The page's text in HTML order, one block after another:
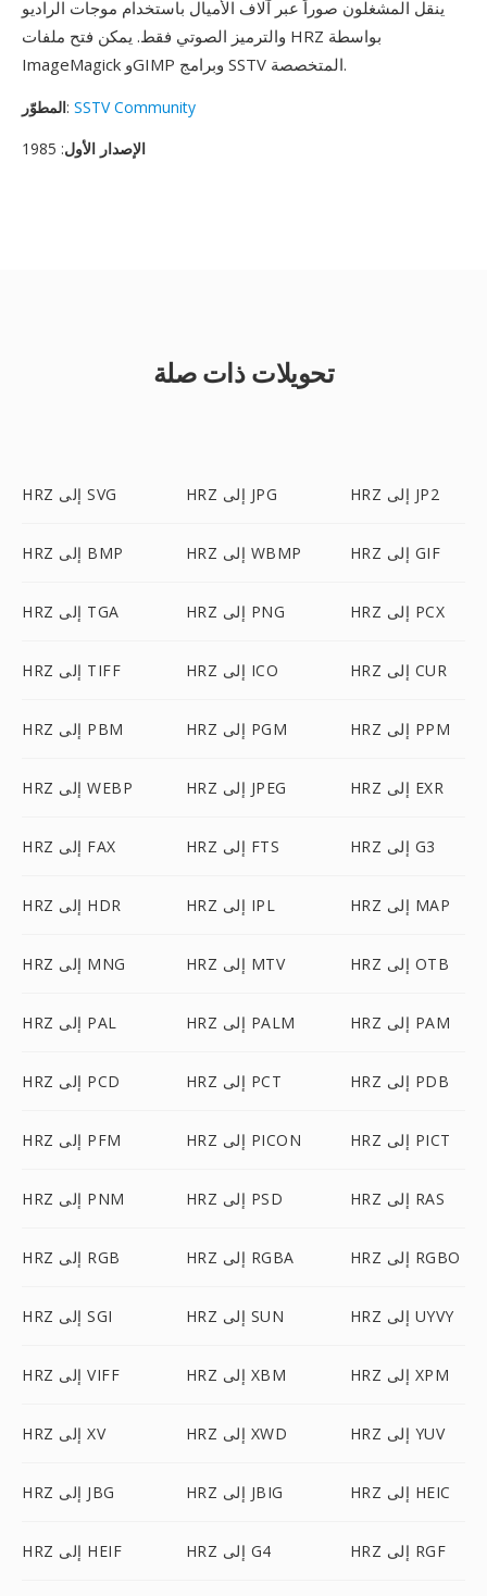
ينقل المشغلون صوراً عبر آلاف الأميال باستخدام موجات الراديو
والترميز الصوتي فقط. يمكن فتح ملفات HRZ بواسطة
ImageMagick وGIMP وبرامج SSTV المتخصصة.
المطوّر: SSTV Community
الإصدار الأول: 1985
تحويلات ذات صلة
HRZ إلى SVG HRZ إلى JPG HRZ إلى JP2
HRZ إلى BMP HRZ إلى WBMP HRZ إلى GIF
HRZ إلى TGA HRZ إلى PNG HRZ إلى PCX
HRZ إلى TIFF HRZ إلى ICO HRZ إلى CUR
HRZ إلى PBM HRZ إلى PGM HRZ إلى PPM
HRZ إلى WEBP HRZ إلى JPEG HRZ إلى EXR
HRZ إلى FAX HRZ إلى FTS HRZ إلى G3
HRZ إلى HDR HRZ إلى IPL HRZ إلى MAP
HRZ إلى MNG HRZ إلى MTV HRZ إلى OTB
HRZ إلى PAL HRZ إلى PALM HRZ إلى PAM
HRZ إلى PCD HRZ إلى PCT HRZ إلى PDB
HRZ إلى PFM HRZ إلى PICON HRZ إلى PICT
HRZ إلى PNM HRZ إلى PSD HRZ إلى RAS
HRZ إلى RGB HRZ إلى RGBA HRZ إلى RGBO
HRZ إلى SGI HRZ إلى SUN HRZ إلى UYVY
HRZ إلى VIFF HRZ إلى XBM HRZ إلى XPM
HRZ إلى XV HRZ إلى XWD HRZ إلى YUV
HRZ إلى JBG HRZ إلى JBIG HRZ إلى HEIC
HRZ إلى HEIF HRZ إلى G4 HRZ إلى RGF